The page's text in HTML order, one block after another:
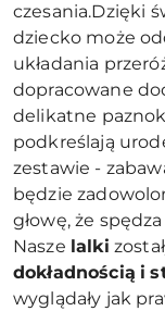
czesania.Dzięki
dziecko może
układania
dopracowane
delikatne
podkreślają
zestawie -
będzie
głowę, że
Nasze lalki
dokładnością i
wyglądały jak